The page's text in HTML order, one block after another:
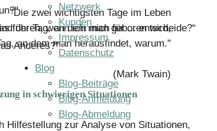
Netzwerk
Kunden
Impressum
Datenschutz
Blog
Blog-Beiträge
Blog-Anmeldung
Blog-Abmeldung
"Die zwei wichtigsten Tage im Leben
der Tag, an dem man geboren wird,
an dem man herausfindet, warum."
(Mark Twain)
führen, wenn ich mich für ... entscheide?“
Anderes?“
in schwierigen Situationen
Hilfestellung zur Analyse von Situationen,